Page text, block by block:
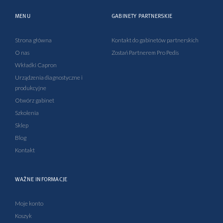
e
b
o
k
-
f
k
e
i
n
MENU
Strona główna
O nas
Wkładki Capron
Urządzenia diagnostyczne i
produkcyjne
Otwórz gabinet
Szkolenia
Sklep
Blog
Kontakt
GABINETY PARTNERSKIE
Kontakt do gabinetów partnerskich
Zostań Partnerem Pro Pedis
WAŻNE INFORMACJE
Moje konto
Koszyk